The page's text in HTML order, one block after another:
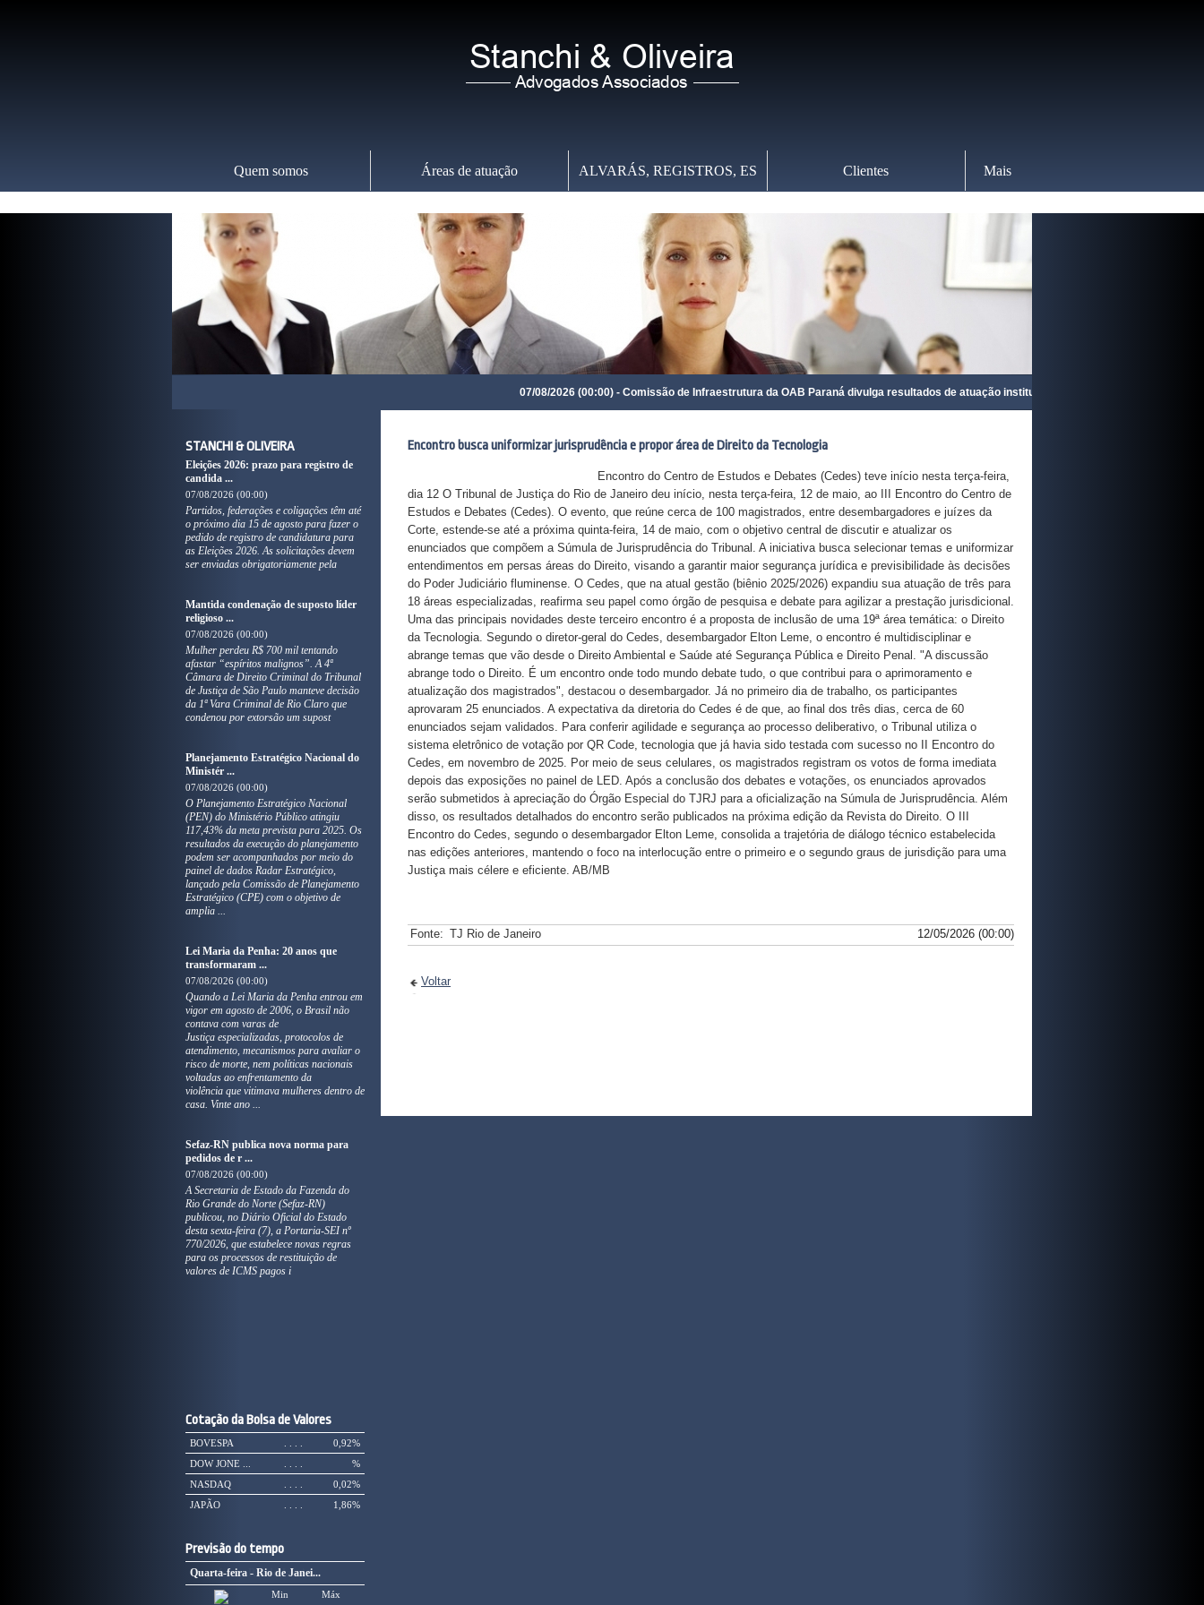
Quem somos Áreas de atuação ALVARÁS, REGISTROS, ES Clientes Mais
07/08/2026 (00:00) - Comissão de Infraestrutura da OAB Paraná divulga resultados de atuação institucional junto ao IAT
STANCHI & OLIVEIRA
Eleições 2026: prazo para registro de
candida ...
07/08/2026 (00:00)
Partidos, federações e coligações têm até
o próximo dia 15 de agosto para fazer o
pedido de registro de candidatura para
as Eleições 2026. As solicitações devem
ser enviadas obrigatoriamente pela
Mantida condenação de suposto líder
religioso ...
07/08/2026 (00:00)
Mulher perdeu R$ 700 mil tentando
afastar “espíritos malignos”. A 4ª
Câmara de Direito Criminal do Tribunal
de Justiça de São Paulo manteve decisão
da 1ª Vara Criminal de Rio Claro que
condenou por extorsão um supost
Planejamento Estratégico Nacional do
Ministér ...
07/08/2026 (00:00)
O Planejamento Estratégico Nacional
(PEN) do Ministério Público atingiu
117,43% da meta prevista para 2025. Os
resultados da execução do planejamento
podem ser acompanhados por meio do
painel de dados Radar Estratégico,
lançado pela Comissão de Planejamento
Estratégico (CPE) com o objetivo de
amplia ...
Lei Maria da Penha: 20 anos que
transformaram ...
07/08/2026 (00:00)
Quando a Lei Maria da Penha entrou em
vigor em agosto de 2006, o Brasil não
contava com varas de
Justiça especializadas, protocolos de
atendimento, mecanismos para avaliar o
risco de morte, nem políticas nacionais
voltadas ao enfrentamento da
violência que vitimava mulheres dentro de
casa. Vinte ano ...
Sefaz-RN publica nova norma para
pedidos de r ...
07/08/2026 (00:00)
A Secretaria de Estado da Fazenda do
Rio Grande do Norte (Sefaz-RN)
publicou, no Diário Oficial do Estado
desta sexta-feira (7), a Portaria-SEI nº
770/2026, que estabelece novas regras
para os processos de restituição de
valores de ICMS pagos i
Cotação da Bolsa de Valores
BOVESPA 0,92%
DOW JONE ...
%
NASDAQ
0,02%
JAPÃO
1,86%
Previsão do tempo
Quarta-feira - Rio de Janei...
Máx
Min
Encontro busca uniformizar jurisprudência e propor área de Direito da Tecnologia
Encontro do Centro de Estudos e Debates (Cedes) teve início nesta terça-feira,
dia 12 O Tribunal de Justiça do Rio de Janeiro deu início, nesta terça-feira, 12 de maio, ao III Encontro do Centro de
Estudos e Debates (Cedes). O evento, que reúne cerca de 100 magistrados, entre desembargadores e juízes da
Corte, estende-se até a próxima quinta-feira, 14 de maio, com o objetivo central de discutir e atualizar os
enunciados que compõem a Súmula de Jurisprudência do Tribunal. A iniciativa busca selecionar temas e uniformizar
entendimentos em persas áreas do Direito, visando a garantir maior segurança jurídica e previsibilidade às decisões
do Poder Judiciário fluminense. O Cedes, que na atual gestão (biênio 2025/2026) expandiu sua atuação de três para
18 áreas especializadas, reafirma seu papel como órgão de pesquisa e debate para agilizar a prestação jurisdicional.
Uma das principais novidades deste terceiro encontro é a proposta de inclusão de uma 19ª área temática: o Direito
da Tecnologia. Segundo o diretor-geral do Cedes, desembargador Elton Leme, o encontro é multidisciplinar e
abrange temas que vão desde o Direito Ambiental e Saúde até Segurança Pública e Direito Penal. "A discussão
abrange todo o Direito. É um encontro onde todo mundo debate tudo, o que contribui para o aprimoramento e
atualização dos magistrados", destacou o desembargador. Já no primeiro dia de trabalho, os participantes
aprovaram 25 enunciados. A expectativa da diretoria do Cedes é de que, ao final dos três dias, cerca de 60
enunciados sejam validados. Para conferir agilidade e segurança ao processo deliberativo, o Tribunal utiliza o
sistema eletrônico de votação por QR Code, tecnologia que já havia sido testada com sucesso no II Encontro do
Cedes, em novembro de 2025. Por meio de seus celulares, os magistrados registram os votos de forma imediata
depois das exposições no painel de LED. Após a conclusão dos debates e votações, os enunciados aprovados
serão submetidos à apreciação do Órgão Especial do TJRJ para a oficialização na Súmula de Jurisprudência. Além
disso, os resultados detalhados do encontro serão publicados na próxima edição da Revista do Direito. O III
Encontro do Cedes, segundo o desembargador Elton Leme, consolida a trajetória de diálogo técnico estabelecida
nas edições anteriores, mantendo o foco na interlocução entre o primeiro e o segundo graus de jurisdição para uma
Justiça mais célere e eficiente. AB/MB
Fonte: TJ Rio de Janeiro 12/05/2026 (00:00)
Voltar